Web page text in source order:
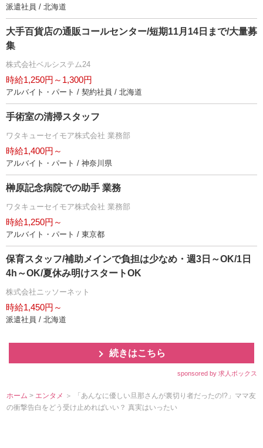
派遣社員 / 北海道
大手百貨店の通販コールセンター/短期11月14日まで/大量募
集
株式会社ベルシステム24
時給1,250円～1,300円
アルバイト・パート / 契約社員 / 北海道
手術室の清掃スタッフ
ワタキューセイモア株式会社 業務部
時給1,400円～
アルバイト・パート / 神奈川県
榊原記念病院での助手 業務
ワタキューセイモア株式会社 業務部
時給1,250円～
アルバイト・パート / 東京都
保育スタッフ/補助メインで負担は少なめ・週3日～OK/1日
4h～OK/夏休み明けスタートOK
株式会社ニッソーネット
時給1,450円～
派遣社員 / 北海道
続きはこちら
sponsored by 求人ボックス
ホーム > エンタメ ＞ 「あんなに優しい旦那さんが裏切り者だったの!?」ママ友
の衝撃告白をどう受け止めればいい？ 真実はいったい